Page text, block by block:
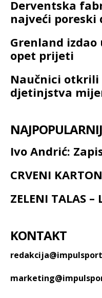
Derventska
najveći poreski
Grenland
opet prijeti
Naučnici
djetinjstva
Ivo Andrić:
CRVENI
ZELENI TALAS
KONTAKT